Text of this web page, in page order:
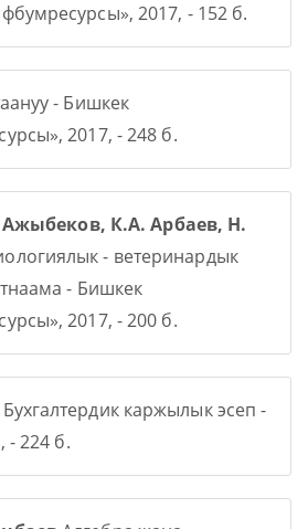
2017, - 152 б.
- Бишкек
2017, - 248 б.
К.А. Арбаев, Н.
- ветеринардык
- Бишкек
2017, - 200 б.
Бухгалтердик каржылык эсеп -
- 224 б.